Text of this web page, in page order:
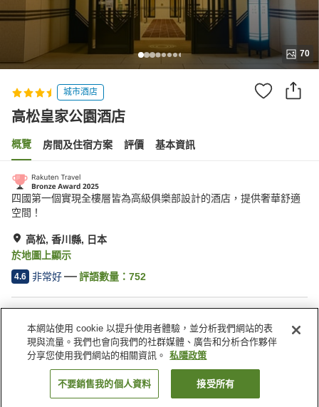
70
城市酒店
高松皇家公園酒店
概覽 房間及住宿方案 評價 基本資訊
四國第一個實現全樓層皆為高級俱樂部設計的酒店，提供奢華舒適
空間！
高松, 香川縣, 日本
於地圖上顯示
4.6 非常好 評語數量： 752
停車場
水療/美容院
餐廳
休息室
日本 香川縣 高松 高松皇家公園酒店
找客房
本網站使用 cookie 以提升使用者體驗，並分析我們網站的表
現與流量。我們也會向我們的社群媒體、廣告和分析合作夥伴
分享您使用我們網站的相關資訊。
私隱政策
不要銷售我的個人資料 接受所有